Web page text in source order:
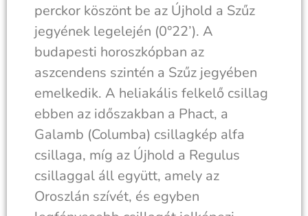
perckor köszönt be az Újhold a Szűz
jegyének legelején (0°22’). A
budapesti horoszkópban az
aszcendens szintén a Szűz jegyében
emelkedik. A heliakális felkelő csillag
ebben az időszakban a Phact, a
Galamb (Columba) csillagkép alfa
csillaga, míg az Újhold a Regulus
csillaggal áll együtt, amely az
Oroszlán szívét, és egyben